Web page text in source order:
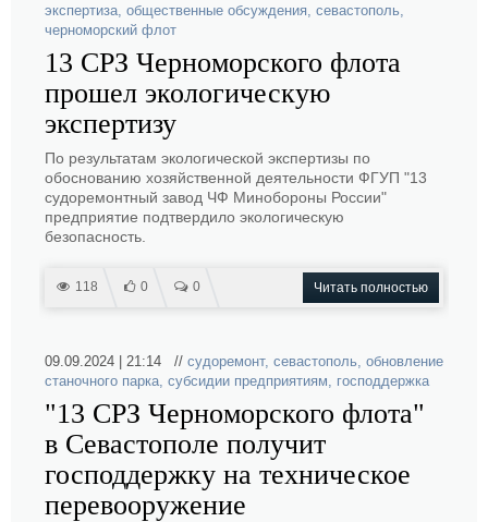
экспертиза, общественные обсуждения, севастополь,
черноморский флот
13 СРЗ Черноморского флота
прошел экологическую
экспертизу
По результатам экологической экспертизы по
обоснованию хозяйственной деятельности ФГУП "13
судоремонтный завод ЧФ Минобороны России"
предприятие подтвердило экологическую
безопасность.
118 0 0 Читать полностью
09.09.2024 | 21:14 // судоремонт, севастополь, обновление
станочного парка, субсидии предприятиям, господдержка
"13 СРЗ Черноморского флота"
в Севастополе получит
господдержку на техническое
перевооружение